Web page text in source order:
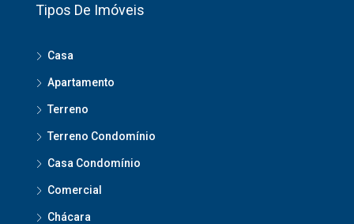
Tipos De Imóveis
Casa
Apartamento
Terreno
Terreno Condomínio
Casa Condomínio
Comercial
Chácara